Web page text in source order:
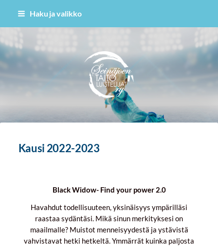
Siirry
Haku ja valikko
Seinäjoen Taitoluistelijat ry
Kausi 2022-2023
Black Widow- Find your power 2.0
Havahdut todellisuuteen, yksinäisyys ympärilläsi
raastaa sydäntäsi. Mikä sinun merkityksesi on
maailmalle? Muistot menneisyydestä ja ystävistä
vahvistavat hetki hetkeltä. Ymmärrät kuinka paljosta